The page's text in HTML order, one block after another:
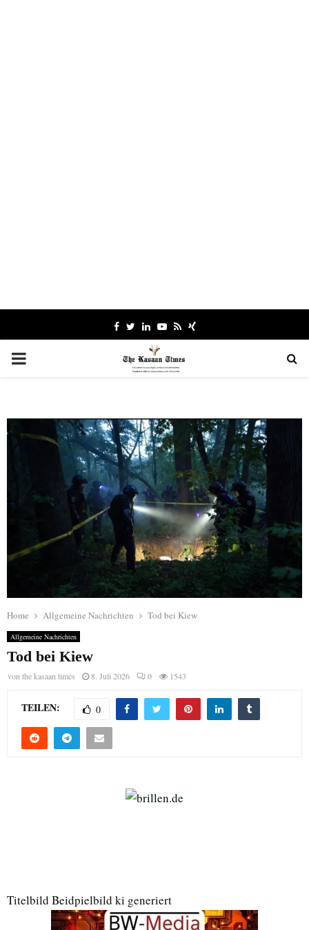
Facebook
TwitterLinkedinYoutube
RssXing
PRIMARY
Home Allgemeine Nachrichten Tod bei Kiew
Allgemeine Nachrichten
Tod bei Kiew
von the kasaan times 8. Juli 2026 0 1543
TEILEN: 0
Titelbild Beidpielbild ki generiert